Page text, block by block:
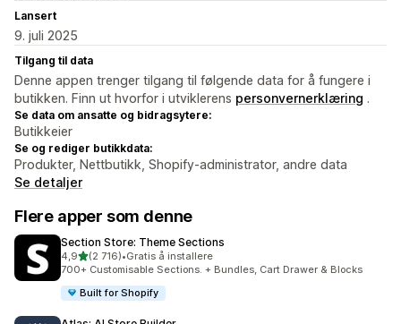
Lansert
9. juli 2025
Tilgang til data
Denne appen trenger tilgang til følgende data for å fungere i
butikken. Finn ut hvorfor i utviklerens personvernerklæring .
Se data om ansatte og bidragsytere:
Butikkeier
Se og rediger butikkdata:
Produkter, Nettbutikk, Shopify-administrator, andre data
Se detaljer
Flere apper som denne
Section Store: Theme Sections
4,9av 5 stjerner
(2 716)
Totalt 2716 omtaler
•Gratis å installere
700+ Customisable Sections. + Bundles, Cart Drawer & Blocks
Built for Shopify